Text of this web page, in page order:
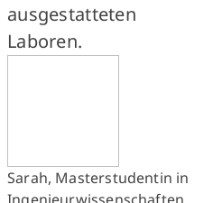
ausgestatteten
Laboren.
Sarah, Masterstudentin in
Ingenieurwissenschaften